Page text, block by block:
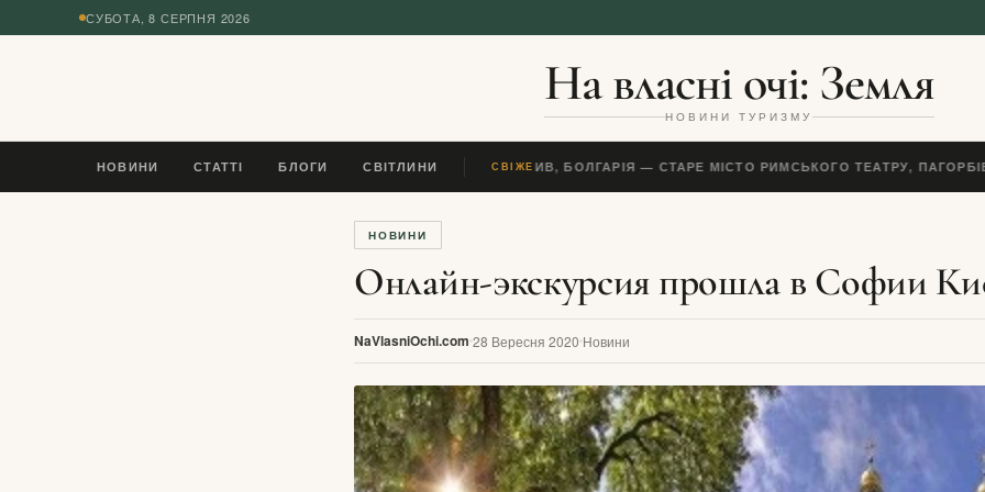
СУБОТА, 8 СЕРПНЯ 2026
На власні очі: Земля
НОВИНИ ТУРИЗМУ
НОВИНИ СТАТТІ БЛОГИ СВІТЛИНИ СВІЖЕ
ПЛОВДИВ, БОЛГАРІЯ — СТАРЕ МІСТО РИМСЬКОГО ТЕАТРУ,
НОВИНИ
Онлайн-экскурсия прошла в Софии
NaVlasniOchi.com 28 Вересня 2020 Новини